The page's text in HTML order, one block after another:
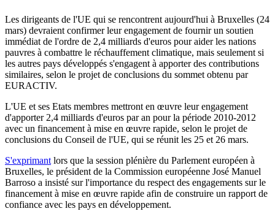
Les dirigeants de l'UE qui se rencontrent aujourd'hui à Bruxelles (24
mars) devraient confirmer leur engagement de fournir un soutien
immédiat de l'ordre de 2,4 milliards d'euros pour aider les nations
pauvres à combattre le réchauffement climatique, mais seulement si
les autres pays développés s'engagent à apporter des contributions
similaires, selon le projet de conclusions du sommet obtenu par
EURACTIV.
L'UE et ses Etats membres mettront en œuvre leur engagement
d'apporter 2,4 milliards d'euros par an pour la période 2010-2012
avec un financement à mise en œuvre rapide, selon le projet de
conclusions du Conseil de l'UE, qui se réunit les 25 et 26 mars.
S'exprimant lors que la session plénière du Parlement européen à
Bruxelles, le président de la Commission européenne José Manuel
Barroso a insisté sur l'importance du respect des engagements sur le
financement à mise en œuvre rapide afin de construire un rapport de
confiance avec les pays en développement.